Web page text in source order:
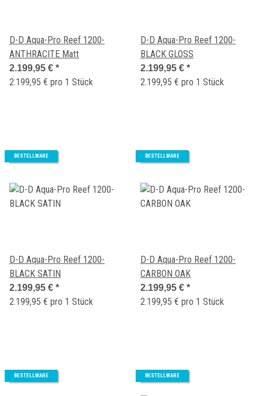
D-D Aqua-Pro Reef 1200-
ANTHRACITE Matt
2.199,95 € *
2.199,95 € pro 1 Stück
D-D Aqua-Pro Reef 1200-
BLACK GLOSS
2.199,95 € *
2.199,95 € pro 1 Stück
BESTELLWARE
D-D Aqua-Pro Reef 1200-
BLACK SATIN
2.199,95 € *
2.199,95 € pro 1 Stück
BESTELLWARE
D-D Aqua-Pro Reef 1200-
CARBON OAK
2.199,95 € *
2.199,95 € pro 1 Stück
BESTELLWARE BESTELLWARE